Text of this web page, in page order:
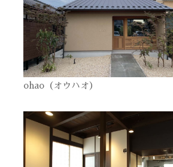
ohao（オウハオ）